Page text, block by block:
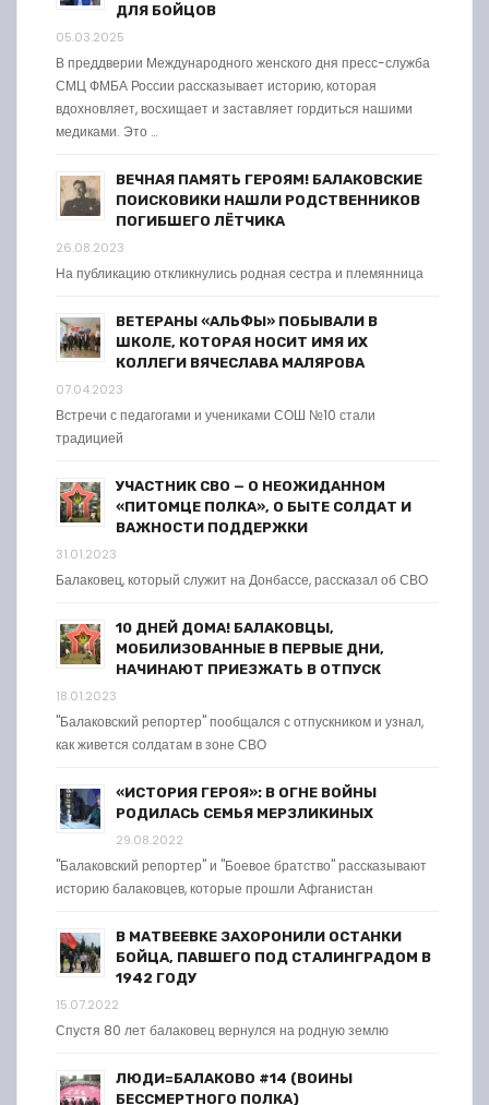
ДЛЯ БОЙЦОВ
05.03.2025
В преддверии Международного женского дня пресс-служба
СМЦ ФМБА России рассказывает историю, которая
вдохновляет, восхищает и заставляет гордиться нашими
медиками. Это …
ВЕЧНАЯ ПАМЯТЬ ГЕРОЯМ! БАЛАКОВСКИЕ
ПОИСКОВИКИ НАШЛИ РОДСТВЕННИКОВ
ПОГИБШЕГО ЛЁТЧИКА
26.08.2023
На публикацию откликнулись родная сестра и племянница
ВЕТЕРАНЫ «АЛЬФЫ» ПОБЫВАЛИ В
ШКОЛЕ, КОТОРАЯ НОСИТ ИМЯ ИХ
КОЛЛЕГИ ВЯЧЕСЛАВА МАЛЯРОВА
07.04.2023
Встречи с педагогами и учениками СОШ №10 стали
традицией
УЧАСТНИК СВО — О НЕОЖИДАННОМ
«ПИТОМЦЕ ПОЛКА», О БЫТЕ СОЛДАТ И
ВАЖНОСТИ ПОДДЕРЖКИ
31.01.2023
Балаковец, который служит на Донбассе, рассказал об СВО
10 ДНЕЙ ДОМА! БАЛАКОВЦЫ,
МОБИЛИЗОВАННЫЕ В ПЕРВЫЕ ДНИ,
НАЧИНАЮТ ПРИЕЗЖАТЬ В ОТПУСК
18.01.2023
"Балаковский репортер" пообщался с отпускником и узнал,
как живется солдатам в зоне СВО
«ИСТОРИЯ ГЕРОЯ»: В ОГНЕ ВОЙНЫ
РОДИЛАСЬ СЕМЬЯ МЕРЗЛИКИНЫХ
29.08.2022
"Балаковский репортер" и "Боевое братство" рассказывают
историю балаковцев, которые прошли Афганистан
В МАТВЕЕВКЕ ЗАХОРОНИЛИ ОСТАНКИ
БОЙЦА, ПАВШЕГО ПОД СТАЛИНГРАДОМ В
1942 ГОДУ
15.07.2022
Спустя 80 лет балаковец вернулся на родную землю
ЛЮДИ=БАЛАКОВО #14 (ВОИНЫ
БЕССМЕРТНОГО ПОЛКА)